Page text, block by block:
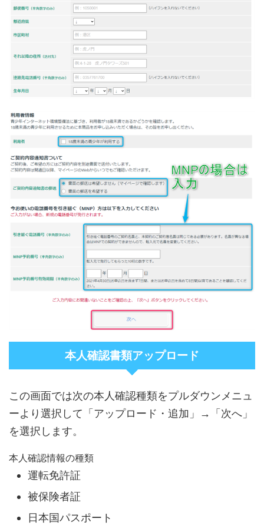
本人確認書類アップロード
この画面では次の本人確認種類をプルダウンメニュ
ーより選択して「アップロード・追加」→「次へ」
を選択します。
本人確認情報の種類
運転免許証
被保険者証
日本国パスポート